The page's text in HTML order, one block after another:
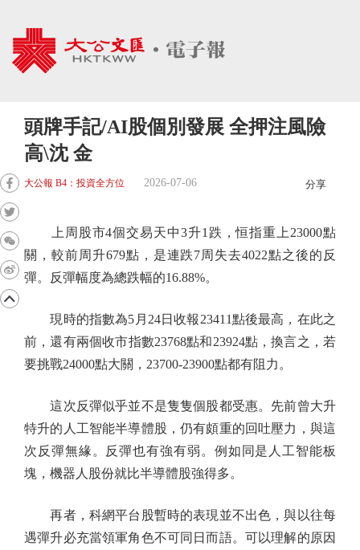
頭牌手記/AI股個別發展 全押注風險
高\沈 金
大公報 B4：投資全方位 2026-07-06 分享
上周股市4個交易天中3升1跌，恒指重上23000點
關，較前周升679點，是連跌7周失去4022點之後的反
彈。反彈幅度為總跌幅的16.88%。
現時的指數為5月24日收報23411點後最高，在此之
前，還有兩個收市指數23768點和23924點，換言之，若
要挑戰24000點大關，23700-23900點都有阻力。
這次反彈似乎並不是隻隻個股都受惠。先前曾大升
特升的人工智能半導體股，仍有頗重的回吐壓力，與這
次反彈無緣。反彈也有強有弱。例如同是人工智能板
塊，機器人股份就比半導體股強得多。
再者，科網平台股暫時的表現並不出色，與以往每
遇彈升必充當領軍角色不可同日而語。可以理解的原因